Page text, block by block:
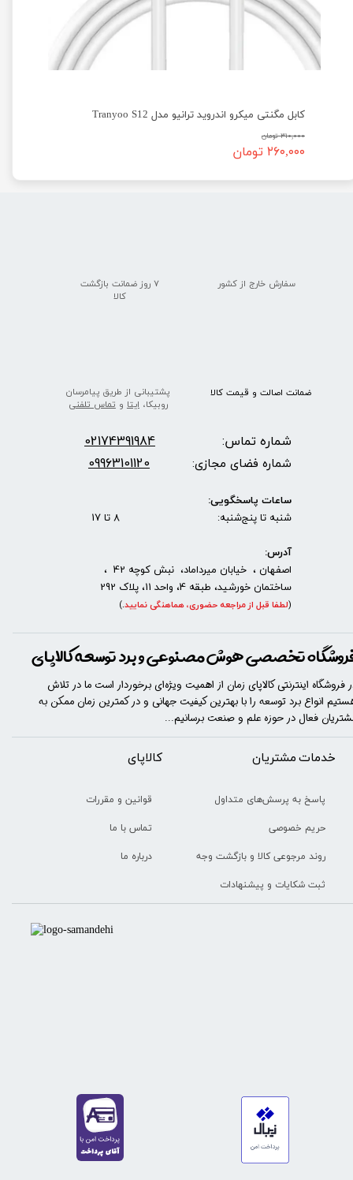
کابل مگنتی میکرو اندروید ترانیو مدل Tranyoo S12
۳۱۰,۰۰۰ تومان
۲۶۰,۰۰۰ تومان
پشتیبانی از طریق پیامرسان
روبیکا، ایتا و تماس تلفنی
سفارش خارج از کشور
۷ روز ضمانت بازگشت
​​​​​​​کالا
ضمانت اصالت و قیمت​​​​​​​ کالا ​​​​​​​
خدمات مشتریان
پاسخ به پرسش‌های متداول
حریم خصوصی
روند مرجوعی کالا و بازگشت وجه
ثبت شکایات و پیشنهادات
​​کالاپای
قوانین و مقررات
تماس با ما
درباره ما
تخصصی هوش مصنوعی و برد توسعه کالاپای
فروشگاه اینترنتی کالاپای زمان از اهمیت ویژه‌ای برخوردار است ما در تلاش
انواع برد توسعه را با​​​ بهترین کیفیت جهانی و در کمترین زمان ممکن به
فعال در حوزه علم و صنعت برسانیم...
شماره تماس: 02174391984
شماره فضای مجازی: 09963101120
ساعات پاسخگویی:
شنبه تا پنج‌شنبه: 8 تا 17
آدرس:
اصفهان ، خیابان میرداماد، نبش کوچه 42 ،
ساختمان خورشید، طبقه 4، واحد 11، پلاک 292
(لطفا قبل از مراجعه حضوری، هماهنگی نمایید.
)